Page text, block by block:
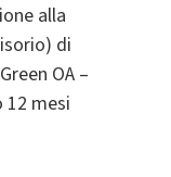
alla
di
OA –
12 mesi